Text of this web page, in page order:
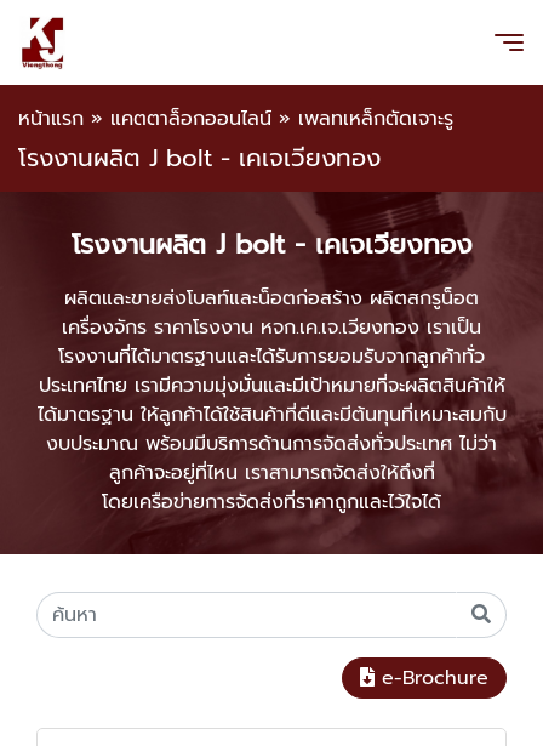
หน้าแรก » แคตตาล็อกออนไลน์ » เพลทเหล็กตัดเจาะรู
โรงงานผลิต J bolt - เคเจเวียงทอง
โรงงานผลิต J bolt - เคเจเวียงทอง
ผลิตและขายส่งโบลท์และน็อตก่อสร้าง ผลิตสกรูน็อต
เครื่องจักร ราคาโรงงาน หจก.เค.เจ.เวียงทอง เราเป็น
โรงงานที่ได้มาตรฐานและได้รับการยอมรับจากลูกค้าทั่ว
ประเทศไทย เรามีความมุ่งมั่นและมีเป้าหมายที่จะผลิตสินค้าให้
ได้มาตรฐาน ให้ลูกค้าได้ใช้สินค้าที่ดีและมีต้นทุนที่เหมาะสมกับ
งบประมาณ พร้อมมีบริการด้านการจัดส่งทั่วประเทศ ไม่ว่า
ลูกค้าจะอยู่ที่ไหน เราสามารถจัดส่งให้ถึงที่
โดยเครือข่ายการจัดส่งที่ราคาถูกและไว้ใจได้
e-Brochure